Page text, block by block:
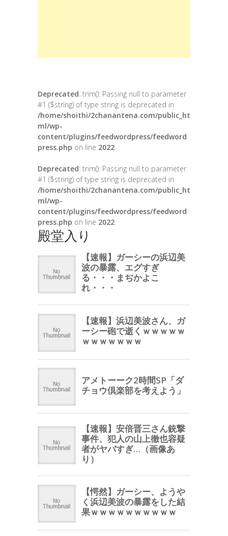
Deprecated: trim(): Passing null to parameter
#1 ($string) of type string is deprecated in
/home/shoithi/2chanantena.com/public_ht
ml/wp-
content/plugins/feedwordpress/feedword
press.php on line 2022
Deprecated: trim(): Passing null to parameter
#1 ($string) of type string is deprecated in
/home/shoithi/2chanantena.com/public_ht
ml/wp-
content/plugins/feedwordpress/feedword
press.php on line 2022
殿堂入り